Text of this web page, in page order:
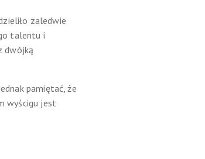
zaledwie
talentu i
dwójką
pamiętać, że
wyścigu jest